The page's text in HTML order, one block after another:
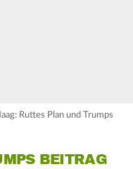
Ruttes Plan und Trumps
BEITRAG